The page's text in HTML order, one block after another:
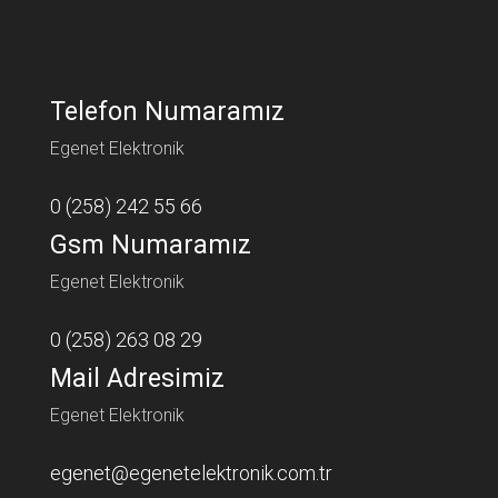
Telefon Numaramız
Egenet Elektronik
0 (258) 242 55 66
Gsm Numaramız
Egenet Elektronik
0 (258) 263 08 29
Mail Adresimiz
Egenet Elektronik
egenet@egenetelektronik.com.tr